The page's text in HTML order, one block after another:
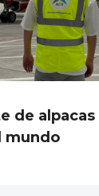
de alpacas
mundo